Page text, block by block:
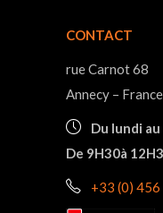
CONTACT
68 rue Carnot
Du lundi
De 9H30à
+33 (0)